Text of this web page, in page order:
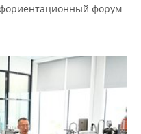
форум